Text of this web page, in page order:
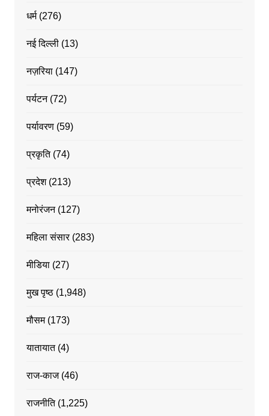
धर्म(276)
नई दिल्ली(13)
नज़रिया(147)
पर्यटन(72)
पर्यावरण(59)
प्रकृति(74)
प्रदेश(213)
मनोरंजन(127)
महिला संसार(283)
मीडिया(27)
मुख पृष्ठ(1,948)
मौसम(173)
यातायात(4)
राज-काज(46)
राजनीति(1,225)